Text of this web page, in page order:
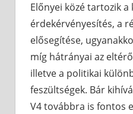
Előnyei közé tartozik a
érdekérvényesítés, a
elősegítése,
míg hátrányai az
illetve a politikai
feszültségek. Bár
V4 továbbra is fontos